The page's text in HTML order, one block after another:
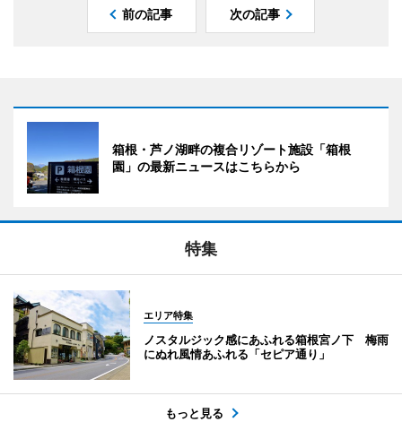
前の記事 次の記事
箱根・芦ノ湖畔の複合リゾート施設「箱根
園」の最新ニュースはこちらから
特集
エリア特集
ノスタルジック感にあふれる箱根宮ノ下 梅雨
にぬれ風情あふれる「セピア通り」
もっと見る